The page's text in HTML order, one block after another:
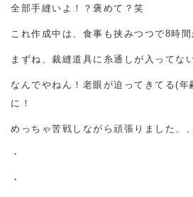
全部手縫いよ！？褒めて？笑
これ作成中は、食事も挟みつつで8時
まずね、裁縫道具に糸通しが入ってな
なんでやねん！老眼が迫ってきてる(
に！
めっちゃ苦戦しながら頑張りました、
・
・